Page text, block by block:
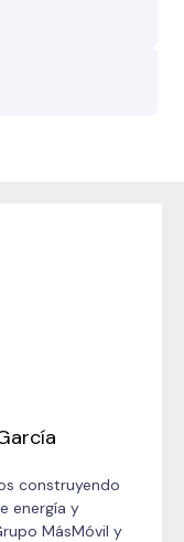
construyendo
energía y
MásMóvil y